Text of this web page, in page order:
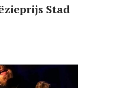
Stad